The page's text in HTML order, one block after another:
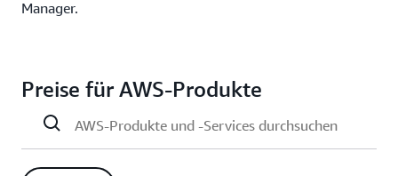
denen
Sie bei
Manager.
Preise für AWS-Produkte